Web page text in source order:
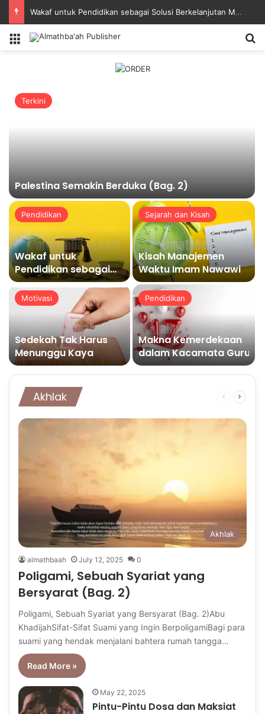
Kisah Manajemen Waktu Imam Nawawi
Menu
Terkini
Palestina Semakin Berduka (Bag. 2)
Pendidikan
Wakaf untuk
Pendidikan sebagai
Solusi Berkelanjutan
Masa Depan Bangsa
Sejarah dan Kisah
Kisah Manajemen
Waktu Imam Nawawi
Motivasi
Sedekah Tak Harus
Menunggu Kaya
Pendidikan
Makna Kemerdekaan
dalam Kacamata Guru
Akhlak
Previous
Next
Akhlak
almathbaah July 12, 2025 0
Poligami, Sebuah Syariat yang
Bersyarat (Bag. 2)
Poligami, Sebuah Syariat yang Bersyarat (Bag. 2)Abu
KhadijahSifat-Sifat Suami yang Ingin BerpoligamiBagi para
suami yang hendak menjalani bahtera rumah tangga…
Read More »
May 22, 2025
Pintu-Pintu Dosa dan Maksiat